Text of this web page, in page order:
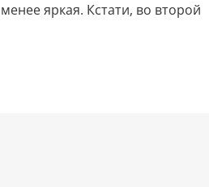
яркая. Кстати, во второй